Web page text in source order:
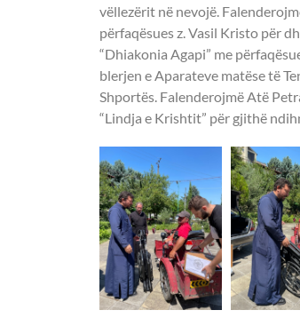
vëllezërit në nevojë.
përfaqësues z. Vasil Kristo për
“Dhiakonia Agapi” me
blerjen e Aparateve matëse të
Shportës. Falenderojmë Atë
“Lindja e Krishtit” për gjithë